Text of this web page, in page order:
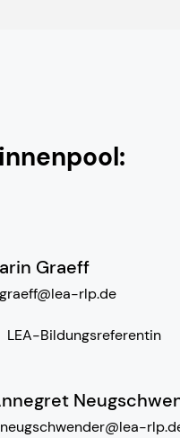
Graeff
rlp.de
LEA-Bildungsreferentin